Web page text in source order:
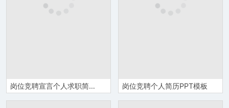
岗位竞聘宣言个人求职简历PPT模板 岗位竞聘个人简历PPT模板